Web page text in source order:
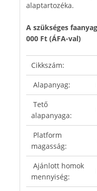
alaptartozéka.
A szükséges
000 Ft (ÁFA-val)
Cikkszám:
Alapanyag:
Tető
alapanyaga:
Platform
magasság:
Ajánlott homok
mennyiség: